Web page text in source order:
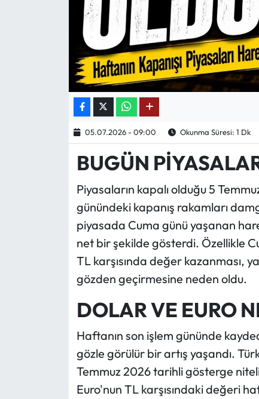
05.07.2026 - 09:00 Okunma Süresi: 1 Dk
BUGÜN
Piyasaların kapalı olduğu 5
günündeki kapanış rakamları
piyasada Cuma günü yaşanan
net bir şekilde gösterdi. Özellikle
TL karşısında değer kazanması,
gözden geçirmesine neden oldu.
DOLAR VE EURO
Haftanın son işlem gününde
gözle görülür bir artış yaşandı.
Temmuz 2026 tarihli gösterge
Euro'nun TL karşısındaki değeri
ASTROLOJİ
Spor Yazıları
Mektup Galeri
Ekonomi